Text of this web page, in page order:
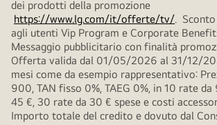
dei prodotti della promozione
https://www.lg.com/it/offerte/tv/.
agli utenti Vip Program e Corporate
Messaggio pubblicitario con finalità
Offerta valida dal 01/05/2026 al 31/12/
mesi come da esempio rappresentativo:
900, TAN fisso 0%, TAEG 0%, in 10 rate
45 €, 30 rate da 30 € spese e costi
Importo totale del credito e dovuto dal